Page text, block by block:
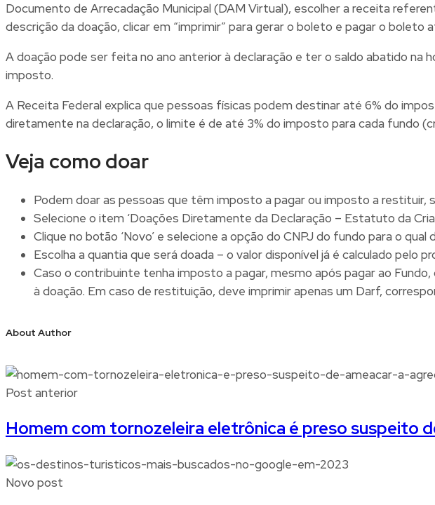
Documento de Arrecadação Municipal (DAM Virtual), escolher a receita
descrição da doação, clicar em “imprimir” para gerar o boleto e pagar o boleto
A doação pode ser feita no ano anterior à declaração e ter o saldo abatido na
imposto.
A Receita Federal explica que pessoas físicas podem destinar até 6% do
diretamente na declaração, o limite é de até 3% do imposto para cada fundo
Veja como doar
Podem doar as pessoas que têm imposto a pagar ou imposto a
Selecione o item ‘Doações Diretamente da Declaração – Estatuto da
Clique no botão ‘Novo’ e selecione a opção do CNPJ do fundo para o
Escolha a quantia que será doada – o valor disponível já é calculado pelo
Caso o contribuinte tenha imposto a pagar, mesmo após pagar ao
à doação. Em caso de restituição, deve imprimir apenas um Darf,
About Author
Post anterior
Homem com tornozeleira eletrônica é preso suspeito
Novo post